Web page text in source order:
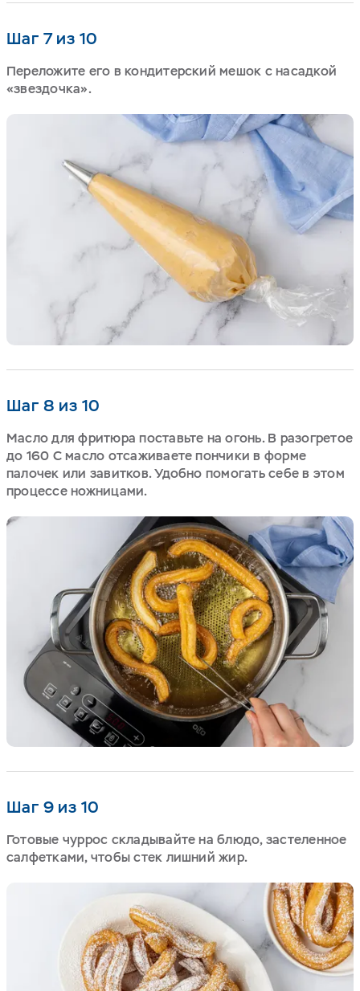
Шаг 7 из 10
Переложите его в кондитерский мешок с насадкой
«звездочка».
Шаг 8 из 10
Масло для фритюра поставьте на огонь. В разогретое
до 160 С масло отсаживаете пончики в форме
палочек или завитков. Удобно помогать себе в этом
процессе ножницами.
Шаг 9 из 10
Готовые чуррос складывайте на блюдо, застеленное
салфетками, чтобы стек лишний жир.